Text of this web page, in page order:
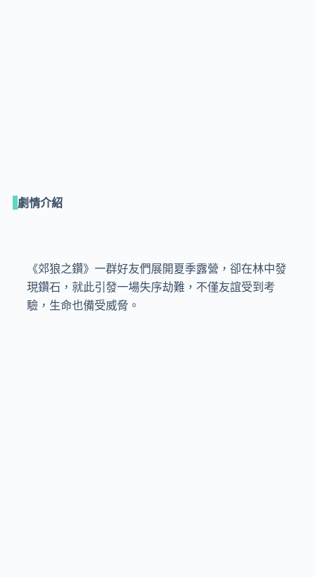
劇情介紹
《郊狼之鑽》一群好友們展開夏季露營，卻在林中發
現鑽石，就此引發一場失序劫難，不僅友誼受到考
驗，生命也備受威脅。